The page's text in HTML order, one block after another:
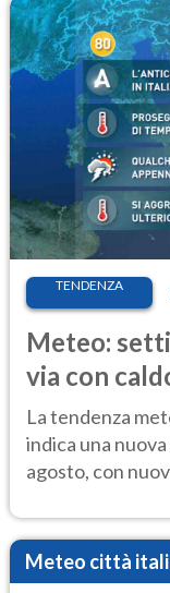
TENDENZA
Meteo:
via con
temporale
La tendenza
indica una
agosto, con
Meteo città